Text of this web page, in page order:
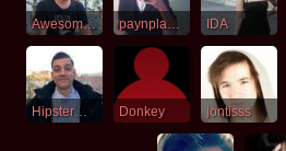
Awesomesauce paynplayme IDA
HipsterMetalist Donkey jontisss